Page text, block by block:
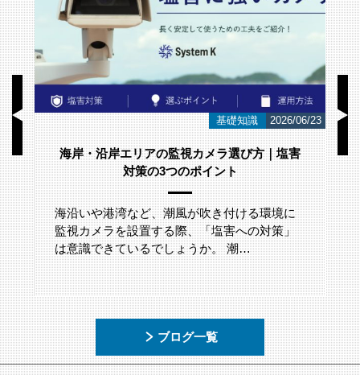
23 お知らせ 2026/06/12
スウェーデンのネットワークカメラメーカー
「Axis Japan Partner Summit 2026」に参加
いたしました。
2026年5月29日(金)に、グランドニッコー東京
台場にて開催されたアクシスコミュニケーシ
ョンズ株式会社主催「A…
ブログ一覧